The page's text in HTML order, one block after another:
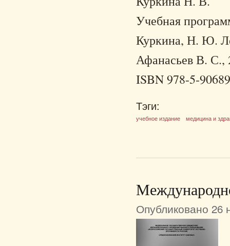
Учебная
Куркина, Н. Ю.
Афанасьев В.
ISBN 978-5-
Тэги:
учебное издание медицина и
Опубликовано 26